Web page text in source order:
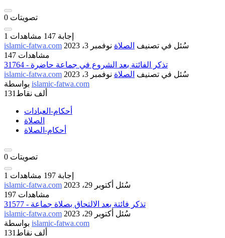
0 تصويتات
1 إجابة 147 مشاهدات
islamic-fatwa.com
سُئل في تصنيف الصلاة نوفمبر 3، 2023
147 مشاهدات
31764 - تذكر الفائتة بعد الشروع في جماعة حاضرة
islamic-fatwa.com
سُئل في تصنيف الصلاة نوفمبر 3، 2023
islamic-fatwa.com
131ألف نقاط
أحكام-العبادات
الصلاة
أحكام-الصلاة
0 تصويتات
1 إجابة 197 مشاهدات
islamic-fatwa.com
سُئل أكتوبر 29، 2023
197 مشاهدات
31577 - تذكر فائتة بعد الالتحاق بصلاة جماعة
islamic-fatwa.com
سُئل أكتوبر 29، 2023
islamic-fatwa.com
131ألف نقاط